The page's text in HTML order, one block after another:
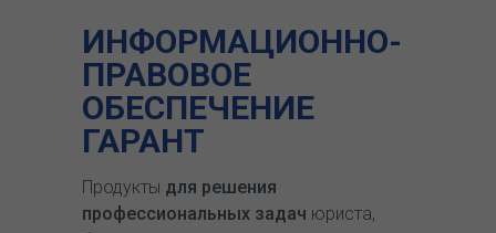
ИНФОРМАЦИОННО-
ПРАВОВОЕ
ОБЕСПЕЧЕНИЕ
ГАРАНТ
Продукты для решения
профессиональных задач юриста,